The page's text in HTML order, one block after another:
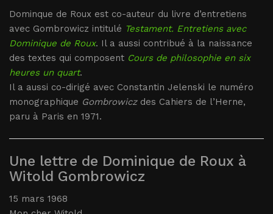
Dominque de Roux est co-auteur du livre d’entretiens
avec Gombrowicz intitulé Testament. Entretiens avec
Dominique de Roux. Il a aussi contribué à la naissance
des textes qui composent Cours de philosophie en six
heures un quart.
Il a aussi co-dirigé avec Constantin Jelenski le numéro
monographique Gombrowiczdes Cahiers de l’Herne,
paru à Paris en 1971.
Une lettre de Dominique de Roux à
Witold Gombrowicz
15 mars 1968